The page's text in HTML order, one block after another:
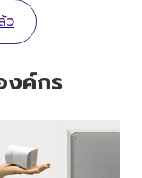
ว
งค์กร